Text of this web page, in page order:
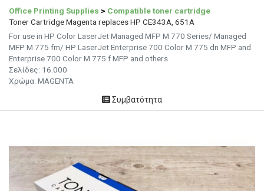
Office Printing Supplies > Compatible toner cartridge
Toner Cartridge Magenta replaces HP CE343A, 651A
For use in HP Color LaserJet Managed MFP M 770 Series/ Managed
MFP M 775 fm/ HP LaserJet Enterprise 700 Color M 775 dn MFP and
Enterprise 700 Color M 775 f MFP and others
Σελίδες: 16.000
Χρώμα: MAGENTA
Συμβατότητα